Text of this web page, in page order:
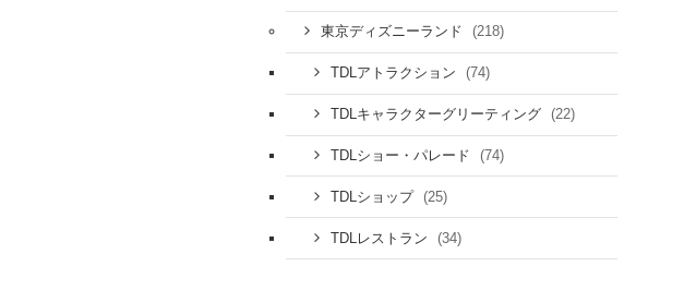
東京ディズニーランド (218)
TDLアトラクション (74)
TDLキャラクターグリーティング (22)
TDLショー・パレード (74)
TDLショップ (25)
TDLレストラン (34)